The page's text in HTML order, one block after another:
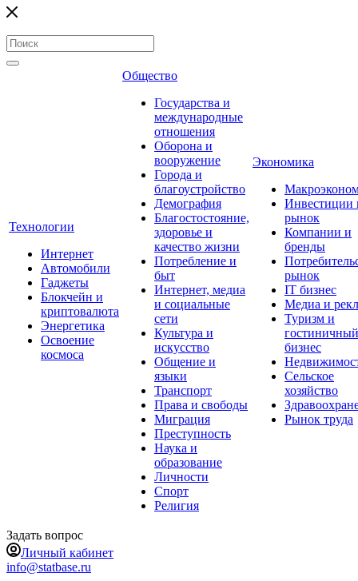
Технологии
Интернет
Автомобили
Гаджеты
Блокчейн и
криптовалюта
Энергетика
Освоение
космоса
Общество
Государства и
международные
отношения
Оборона и
вооружение
Города и
благоустройство
Демография
Благостостояние,
здоровье и
качество жизни
Потребление и
быт
Интернет, медиа
и социальные
сети
Культура и
искусство
Общение и
языки
Транспорт
Права и свободы
Миграция
Преступность
Наука и
образование
Личности
Спорт
Религия
Экономика
Инвестиции
рынок
Компании и
бренды
рынок
IT бизнес
Медиа и
Туризм и
гостиничный
бизнес
Сельское
хозяйство
Рынок труда
Задать вопрос
Личный кабинет
info@statbase.ru